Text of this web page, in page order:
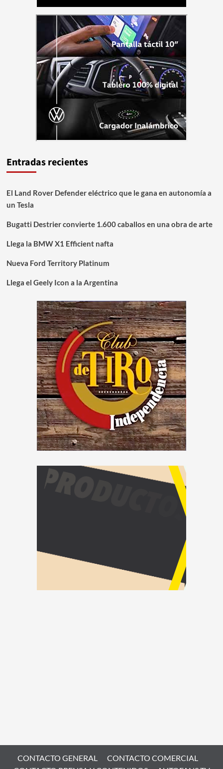
Entradas recientes
El Land Rover Defender eléctrico que le gana en autonomía a
un Tesla
Bugatti Destrier convierte 1.600 caballos en una obra de arte
Llega la BMW X1 Efficient nafta
Nueva Ford Territory Platinum
Llega el Geely Icon a la Argentina
CONTACTO GENERAL
CONTACTO COMERCIAL